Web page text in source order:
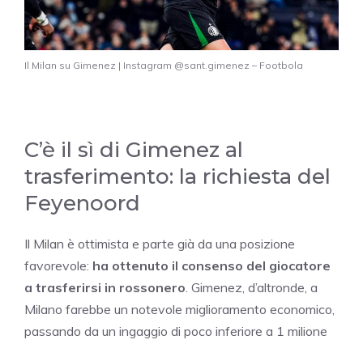
Il Milan su Gimenez | Instagram @sant.gimenez – Footbola
C’è il sì di Gimenez al
trasferimento: la richiesta del
Feyenoord
Il Milan è ottimista e parte già da una posizione
favorevole: ha ottenuto il consenso del giocatore
a trasferirsi in rossonero. Gimenez, d’altronde, a
Milano farebbe un notevole miglioramento economico,
passando da un ingaggio di poco inferiore a 1 milione